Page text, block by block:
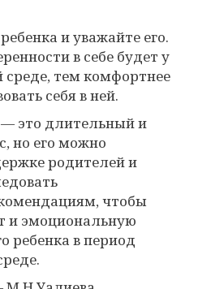
и уважайте его.
в себе будет у
среде, тем комфортнее
себя в ней.
это длительный и
но его можно
родителей и
чтобы
и эмоциональную
ребенка в период